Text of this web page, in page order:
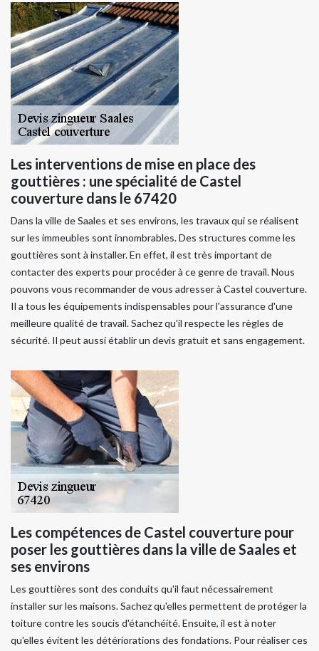
Les interventions de mise en place des
gouttières : une spécialité de Castel
couverture dans le 67420
Dans la ville de Saales et ses environs, les travaux qui se réalisent
sur les immeubles sont innombrables. Des structures comme les
gouttières sont à installer. En effet, il est très important de
contacter des experts pour procéder à ce genre de travail. Nous
pouvons vous recommander de vous adresser à Castel couverture.
Il a tous les équipements indispensables pour l'assurance d'une
meilleure qualité de travail. Sachez qu'il respecte les règles de
sécurité. Il peut aussi établir un devis gratuit et sans engagement.
Les compétences de Castel couverture pour
poser les gouttières dans la ville de Saales et
ses environs
Les gouttières sont des conduits qu'il faut nécessairement
installer sur les maisons. Sachez qu'elles permettent de protéger la
toiture contre les soucis d'étanchéité. Ensuite, il est à noter
qu'elles évitent les détériorations des fondations. Pour réaliser ces